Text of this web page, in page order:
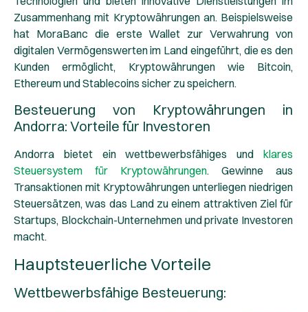
Zusammenhang mit Kryptowährungen an. Beispielsweise
hat MoraBanc die erste Wallet zur Verwahrung von
digitalen Vermögenswerten im Land eingeführt, die es den
Kunden ermöglicht, Kryptowährungen wie Bitcoin,
Ethereum und Stablecoins sicher zu speichern.
Besteuerung von Kryptowährungen in
Andorra: Vorteile für Investoren
Andorra bietet ein wettbewerbsfähiges und klares
Steuersystem für Kryptowährungen. Gewinne aus
Transaktionen mit Kryptowährungen unterliegen niedrigen
Steuersätzen, was das Land zu einem attraktiven Ziel für
Startups, Blockchain-Unternehmen und private Investoren
macht.
Hauptsteuerliche Vorteile
Wettbewerbsfähige Besteuerung: